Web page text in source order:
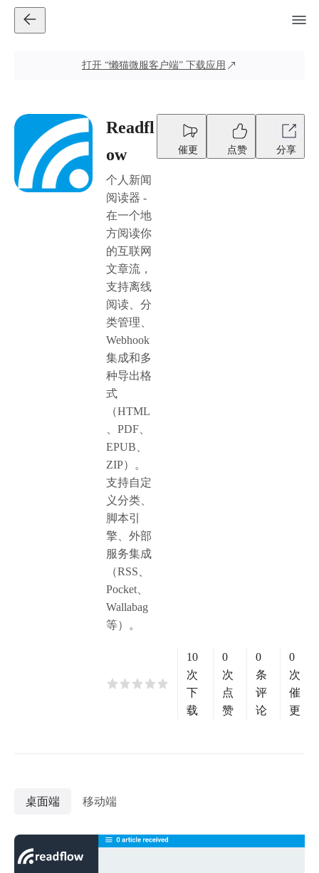
打开 “懒猫微服客户端” 下载应用
Readfl
ow
个人新闻
阅读器 -
在一个地
方阅读你
的互联网
文章流，
支持离线
阅读、分
类管理、
Webhook
集成和多
种导出格
式
（HTML
、PDF、
EPUB、
ZIP）。
支持自定
义分类、
脚本引
擎、外部
服务集成
（RSS、
Pocket、
Wallabag
等）。
催更 点赞 分享
10
次
下
载
0
次
点
赞
0
条
评
论
0
次
催
更
桌面端 移动端